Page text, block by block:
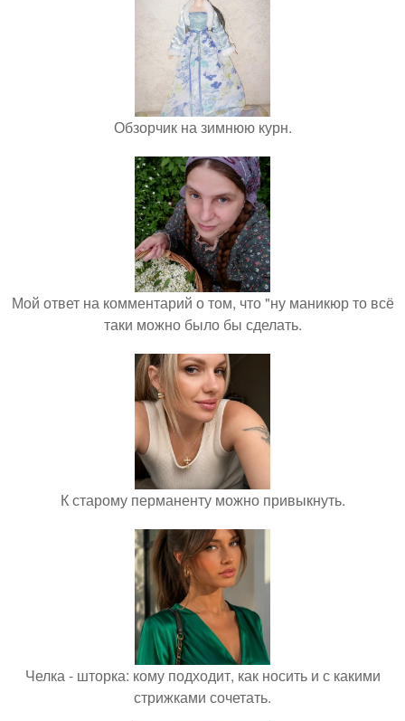
Обзорчик на зимнюю курн.
Мой ответ на комментарий о том, что "ну маникюр то всё
таки можно было бы сделать.
К старому перманенту можно привыкнуть.
Челка - шторка: кому подходит, как носить и с какими
стрижками сочетать.